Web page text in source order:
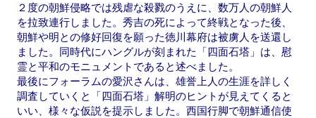
２度の朝鮮侵略では残虐な殺戮のうえに、数万人の朝鮮人
を拉致連行しました。秀吉の死によって終戦となった後、
朝鮮や明との修好回復を願った徳川幕府は被虜人を送還し
ました。同時代にハングルが刻まれた「四面石塔」は、慰
霊と平和のモニュメントであると述べました。
最後にフォーラムの愛沢さんは、雄誉上人の生涯を詳しく
調査していくと「四面石塔」解明のヒントが見えてくると
いい、様々な仮説を提示しました。西国行脚で朝鮮通信使